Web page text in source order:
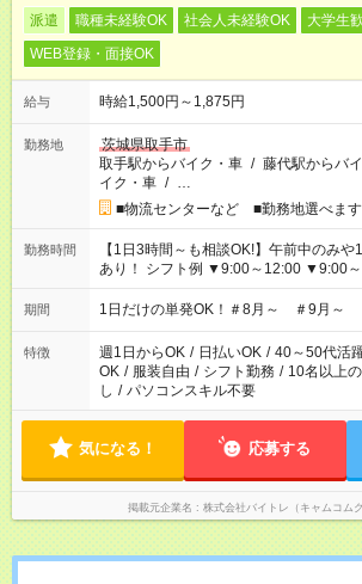
派遣 職種未経験OK 社会人未経験OK 大学生
WEB登録・面接OK
給与 時給1,500円～1,875円
勤務地
茨城県取手市
取手駅からバイク・車 / 藤代駅からバ
イク・車 / …
■物流センターなど ■勤務地選べます
勤務時間
【1日3時間～も相談OK!】午前中のみや
あり！ シフト例 ▼9:00～12:00 ▼9:00
▼18:00～21:00
期間 1日だけの単発OK！＃8月～ ＃9月～
特徴 週1日からOK / 日払いOK / 40～50代活
OK / 服装自由 / シフト勤務 / 10名以上
し / パソコンスキル不要
気になる！ 応募する
掲載元企業名 株式会社バイトレ（キャムコムグ